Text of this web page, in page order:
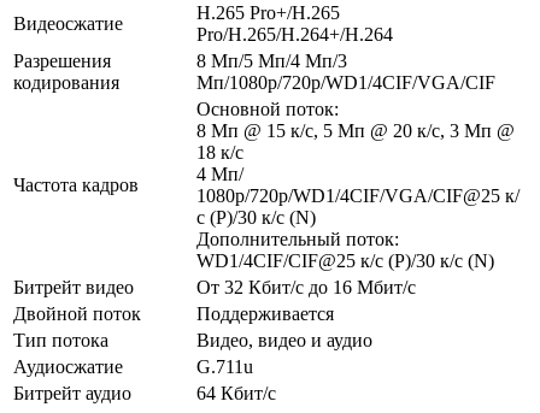
Видеосжатие
H.265 Pro+/H.265
Pro/H.265/H.264+/H.264
Разрешения
кодирования
8 Мп/5 Мп/4 Мп/3
Мп/1080p/720p/WD1/4CIF/VGA/CIF
Частота кадров
Основной поток:
8 Мп @ 15 к/с, 5 Мп @ 20 к/с, 3 Мп @
18 к/с
4 Мп/
1080p/720p/WD1/4CIF/VGA/CIF@25 к/
с (P)/30 к/с (N)
Дополнительный поток:
WD1/4CIF/CIF@25 к/с (P)/30 к/с (N)
Битрейт видео
От 32 Кбит/с до 16 Мбит/с
Двойной поток
Поддерживается
Тип потока
Видео, видео и аудио
Аудиосжатие
G.711u
Битрейт аудио
64 Кбит/с